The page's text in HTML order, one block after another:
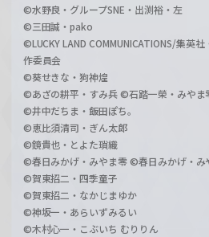
©水野良・グループSNE・出渕裕・左
©三田誠・pako
©LUCKY LAND COMMUNICATIONS/集英
作委員会
©葵せきな・狗神煌
©あざの耕平・すみ兵 ©石踏一榮・みやま
©井中だちま・飯田ぽち。
©恵比須清司・ぎん太郎
©鏡貴也・とよた瑣織
©春日みかげ・みやま零 ©春日みかげ・み
©賀東招二・四季童子
©賀東招二・なかじまゆか
©神坂一・あらいずみるい
©木村心一・こぶいち むりりん